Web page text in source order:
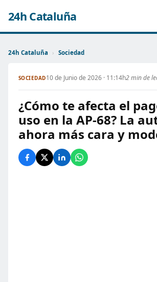
24h Cataluña
24h Cataluña › Sociedad
SOCIEDAD10 de Junio de 2026 · 11:14h2 min de
¿Cómo te afecta el
uso en la AP-68? La
ahora más cara y